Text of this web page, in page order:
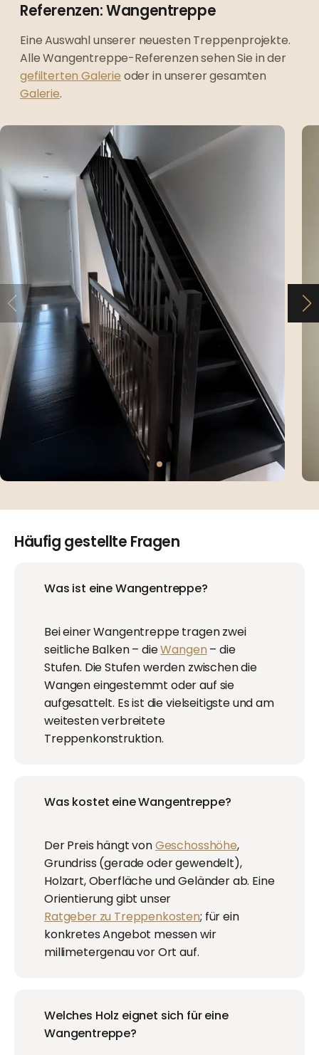
Referenzen: Wangentreppe
Eine Auswahl unserer neuesten Treppenprojekte.
Alle Wangentreppe-Referenzen sehen Sie in der
gefilterten Galerie oder in unserer gesamten
Galerie.
Häufig gestellte Fragen
Was ist eine Wangentreppe?
Bei einer Wangentreppe tragen zwei
seitliche Balken – dieWangen– die
Stufen. Die Stufen werden zwischen die
Wangen eingestemmt oder auf sie
aufgesattelt. Es ist die vielseitigste und am
weitesten verbreitete
Treppenkonstruktion.
Was kostet eine Wangentreppe?
Der Preis hängt vonGeschosshöhe,
Grundriss (gerade oder gewendelt),
Holzart, Oberfläche und Geländer ab. Eine
Orientierung gibt unser
Ratgeber zu Treppenkosten; für ein
konkretes Angebot messen wir
millimetergenau vor Ort auf.
Welches Holz eignet sich für eine
Wangentreppe?